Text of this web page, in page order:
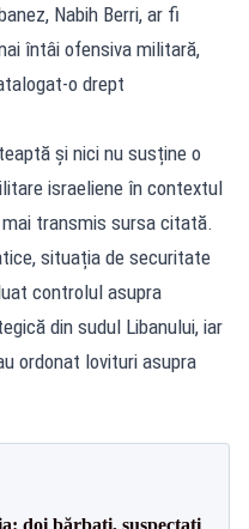
Nabih Berri, ar fi
întâi ofensiva militară,
o drept
și nici nu susține o
israeliene în contextul
transmis sursa citată.
situația de securitate
controlul asupra
din sudul Libanului, iar
ordonat lovituri asupra
doi bărbați, suspectați